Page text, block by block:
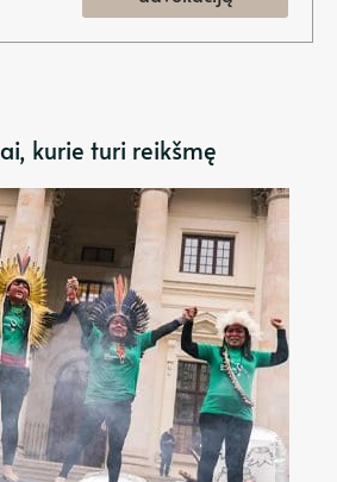
kurie turi reikšmę